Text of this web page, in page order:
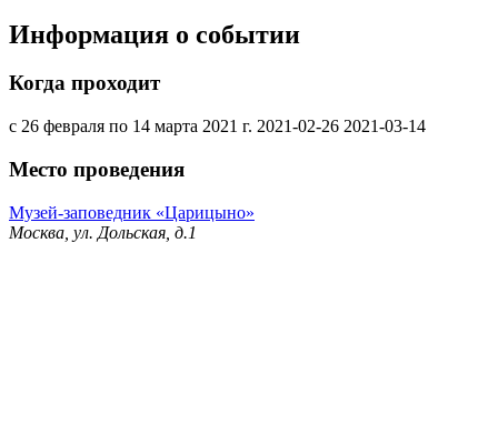
Информация о событии
Когда проходит
с 26 февраля по 14 марта 2021 г. 2021-02-26 2021-03-14
Место проведения
Музей-заповедник «Царицыно»
Москва, ул. Дольская, д.1